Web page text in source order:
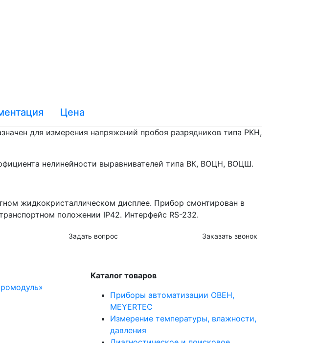
Цена
для измерения напряжений пробоя разрядников типа РКН,
нелинейности выравнивателей типа ВК, ВОЦН, ВОЦШ.
жидкокристаллическом дисплее. Прибор смонтирован в
положении IP42. Интерфейс RS-232.
Задать вопрос Заказать звонок
Каталог товаров
Приборы автоматизации ОВЕН,
MEYERTEC
Измерение температуры, влажности,
давления